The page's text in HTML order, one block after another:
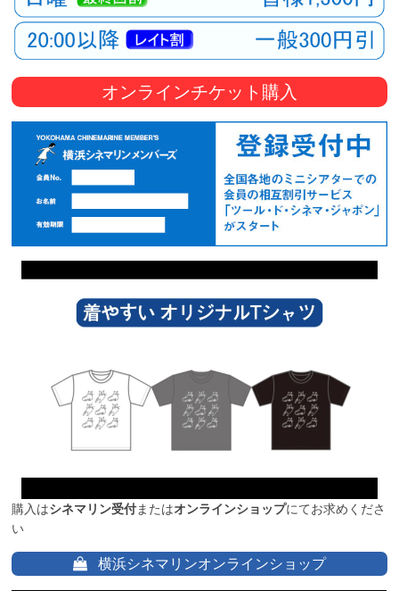
オンラインチケット購入
購入はシネマリン受付またはオンラインショップにてお求めくださ
い
横浜シネマリンオンラインショップ